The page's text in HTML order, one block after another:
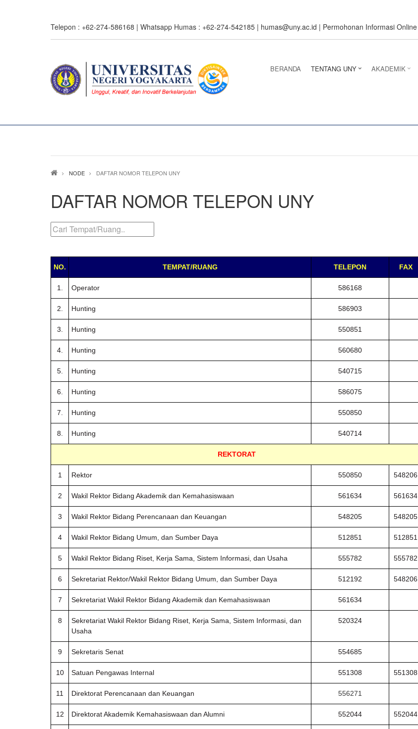
Telepon : +62-274-586168 | Whatsapp Humas : +62-274-542185 | humas@uny.ac.id | Permohonan Informasi Online
BERANDA TENTANG UNY AKADEMIK
Breadcrumb
NODE DAFTAR NOMOR TELEPON UNY
DAFTAR NOMOR TELEPON UNY
NO. TEMPAT/RUANG TELEPON FAX
1. Operator 586168
2. Hunting 586903
3. Hunting 550851
4. Hunting 560680
5. Hunting 540715
6. Hunting 586075
7. Hunting 550850
8. Hunting 540714
REKTORAT
1 Rektor 550850 548206
2 Wakil Rektor Bidang Akademik dan Kemahasiswaan 561634 561634
3 Wakil Rektor Bidang Perencanaan dan Keuangan 548205 548205
4 Wakil Rektor Bidang Umum, dan Sumber Daya 512851 512851
5 Wakil Rektor Bidang Riset, Kerja Sama, Sistem Informasi, dan Usaha 555782 555782
6 Sekretariat Rektor/Wakil Rektor Bidang Umum, dan Sumber Daya 512192 548206
7 Sekretariat Wakil Rektor Bidang Akademik dan Kemahasiswaan 561634
8
Sekretariat Wakil Rektor Bidang Riset, Kerja Sama, Sistem Informasi, dan
Usaha
520324
9 Sekretaris Senat 554685
10 Satuan Pengawas Internal 551308 551308
11 Direktorat Perencanaan dan Keuangan 556271
12 Direktorat Akademik Kemahasiswaan dan Alumni 552044 552044